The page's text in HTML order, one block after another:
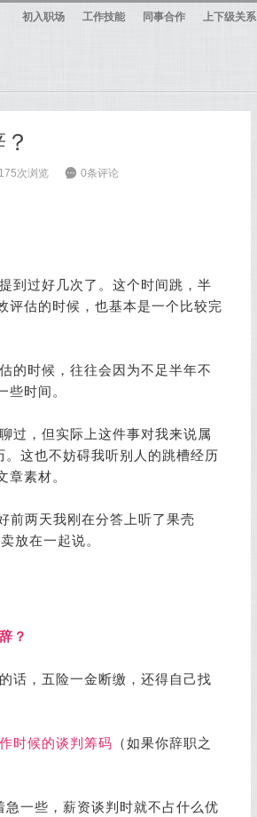
初入职场 工作技能 同事合作 上下级关系
次浏览 6 0条评论
到过好几次了。这个时间跳，半
评估的时候，也基本是一个比较完
的时候，往往会因为不足半年不
时间。
过，但实际上这件事对我来说属
这也不妨碍我听别人的跳槽经历
素材。
前两天我刚在分答上听了果壳
放在一起说。
？
话，五险一金断缴，还得自己找
时候的谈判筹码 （如果你辞职之
一些，薪资谈判时就不占什么优